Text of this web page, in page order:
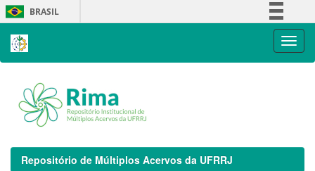
Skip
navigation
BRASIL
Repositório de Múltiplos Acervos da UFRRJ